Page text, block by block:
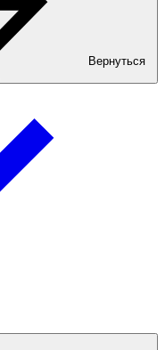
Вернуться